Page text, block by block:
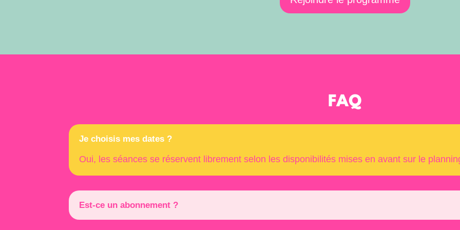
FAQ
Je choisis mes dates ?
Oui, les séances se réservent librement selon les disponibilités mises en avant sur le
Est-ce un abonnement ?